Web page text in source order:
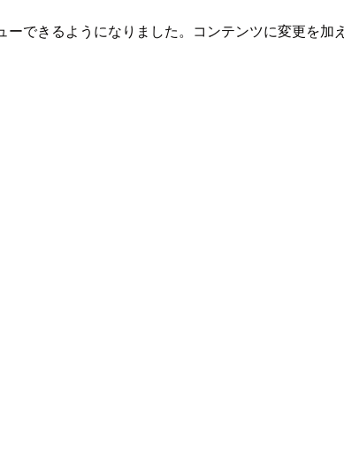
できるようになりました。コンテンツに変更を加